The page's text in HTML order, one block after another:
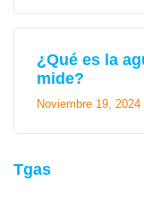
¿Qué es la
mide?
Noviembre 19, 2024
Tgas